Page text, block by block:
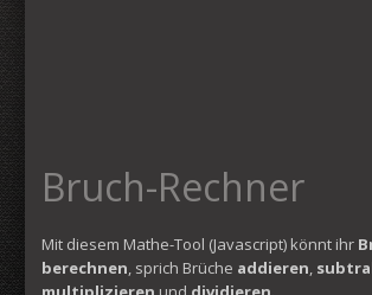
Bruch-Rechner
Mit diesem Mathe-Tool (Javascript) könnt ihr
berechnen, sprich Brüche addieren,